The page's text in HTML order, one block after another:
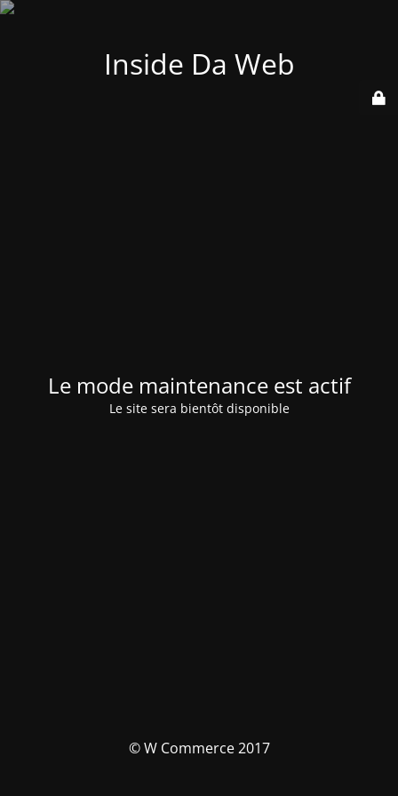
Inside Da Web
Le mode maintenance est actif
Le site sera bientôt disponible
© W Commerce 2017